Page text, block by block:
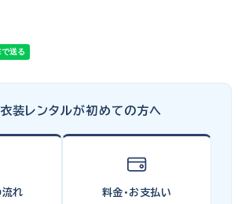
装レンタルが初めての方へ
流れ 料金・お支払い